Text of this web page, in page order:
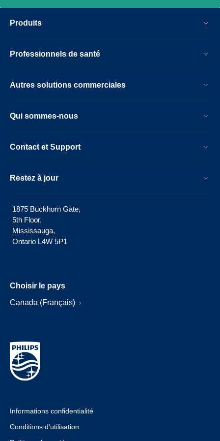
Produits
Professionnels de santé
Autres solutions commerciales
Qui sommes-nous
Contact et Support
Restez à jour
1875 Buckhorn Gate,
5th Floor,
Mississauga,
Ontario L4W 5P1
Choisir le pays
Canada (Français)
Informations confidentialité
Conditions d'utilisation